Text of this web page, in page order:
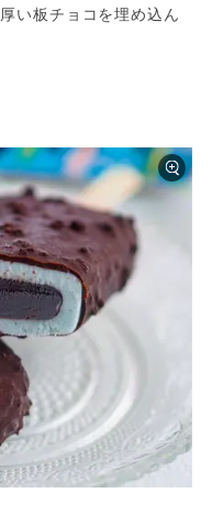
い板チョコを埋め込ん